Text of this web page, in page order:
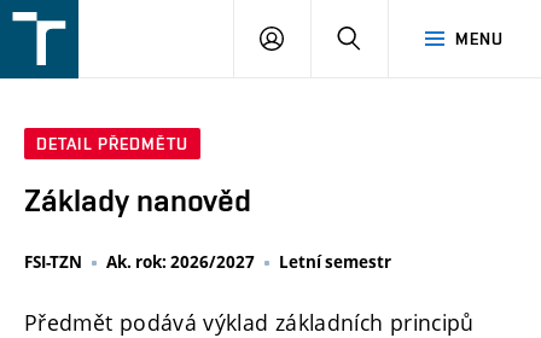
v
MENU
PŘIHLÁŠENÍ
DETAIL PŘEDMĚTU
Základy nanověd
FSI-TZN Ak. rok: 2026/2027 Letní semestr
Předmět podává výklad základních principů